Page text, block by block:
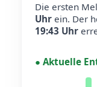
Die ersten
Uhr ein. Der
19:43 Uhr
● Aktuelle